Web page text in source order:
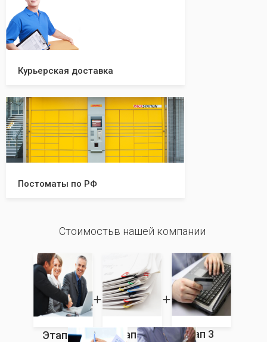
Курьерская доставка
Постоматы по РФ
Стоимостьв нашей компании
Этап 1 Этап 2 Этап 3